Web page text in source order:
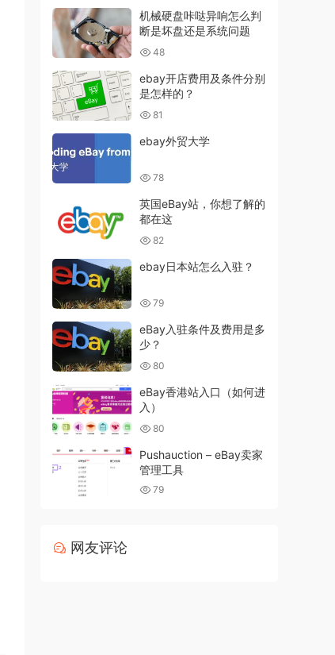
机械硬盘咔哒异响怎么判
断是坏盘还是系统问题
48
ebay开店费用及条件分别
是怎样的？
81
ebay外贸大学
78
英国eBay站，你想了解的
都在这
82
ebay日本站怎么入驻？
79
eBay入驻条件及费用是多
少？
80
eBay香港站入口（如何进
入）
80
Pushauction – eBay卖家
管理工具
79
网友评论